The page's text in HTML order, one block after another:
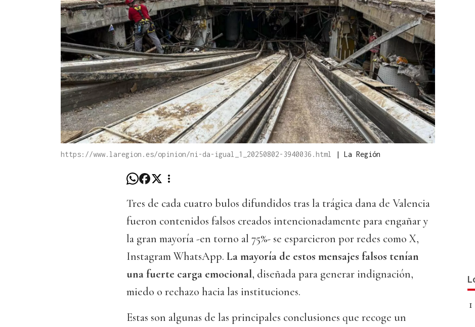
https://www.laregion.es/opinion/ni-da-igual_1_20250802-3940036.html | La Región
Tres de cada cuatro bulos difundidos tras la trágica dana de Valencia
fueron contenidos falsos creados intencionadamente para engañar y
la gran mayoría -en torno al 75%- se esparcieron por redes como X,
Instagram WhatsApp. La mayoría de estos mensajes falsos tenían
una fuerte carga emocional, diseñada para generar indignación,
miedo o rechazo hacia las instituciones.
Estas son algunas de las principales conclusiones que recoge un